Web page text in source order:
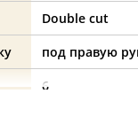
Double cut
под правую
6